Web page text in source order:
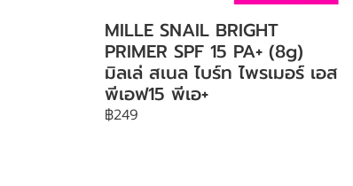
MILLE SNAIL BRIGHT
PRIMER SPF 15 PA+ (8g)
มิลเล่ สเนล ไบร์ท ไพรเมอร์ เอส
พีเอฟ15 พีเอ+
฿249